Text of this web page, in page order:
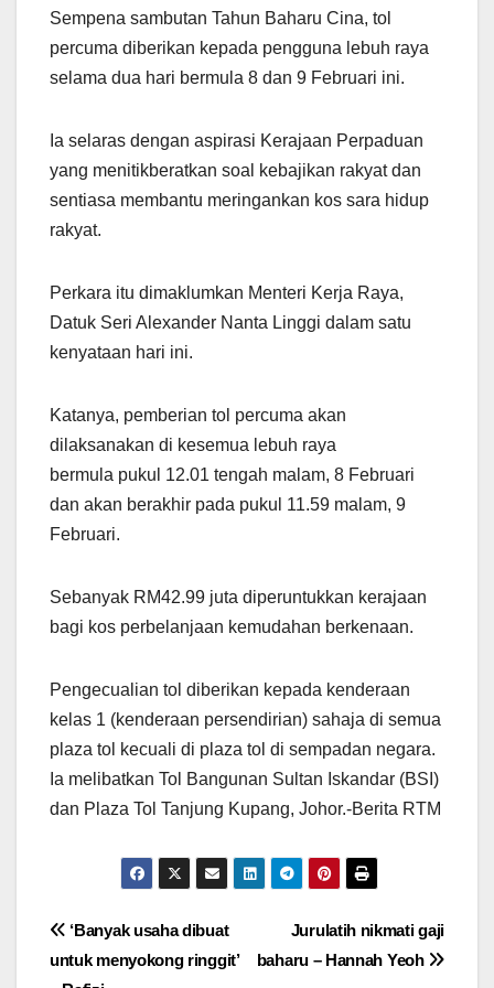
at
s
p
p
e
gr
m
c
e
o
o
k
ail ar
e
Sempena sambutan Tahun Baharu Cina, tol
percuma diberikan kepada pengguna lebuh raya
selama dua hari bermula 8 dan 9 Februari ini.
Ia selaras dengan aspirasi Kerajaan Perpaduan
yang menitikberatkan soal kebajikan rakyat dan
sentiasa membantu meringankan kos sara hidup
rakyat.
Perkara itu dimaklumkan Menteri Kerja Raya,
Datuk Seri Alexander Nanta Linggi dalam satu
kenyataan hari ini.
Katanya, pemberian tol percuma akan
dilaksanakan di kesemua lebuh raya
bermula pukul 12.01 tengah malam, 8 Februari
dan akan berakhir pada pukul 11.59 malam, 9
Februari.
Sebanyak RM42.99 juta diperuntukkan kerajaan
bagi kos perbelanjaan kemudahan berkenaan.
Pengecualian tol diberikan kepada kenderaan
kelas 1 (kenderaan persendirian) sahaja di semua
plaza tol kecuali di plaza tol di sempadan negara.
Ia melibatkan Tol Bangunan Sultan Iskandar (BSI)
dan Plaza Tol Tanjung Kupang, Johor.-Berita RTM
Post
Jurulatih nikmati gaji
baharu – Hannah Yeoh
‘Banyak usaha dibuat
untuk menyokong ringgit’